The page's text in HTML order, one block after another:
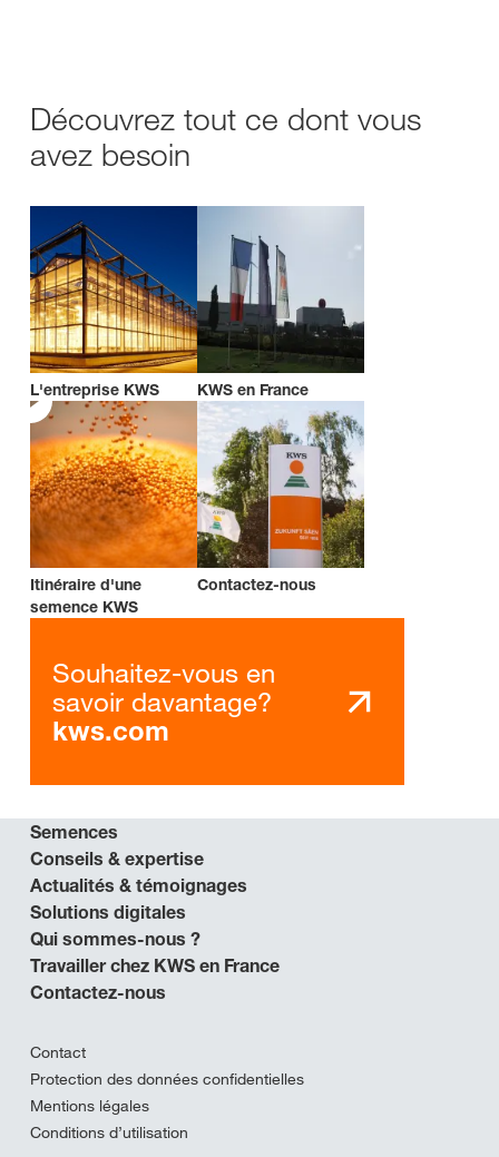
Découvrez tout ce dont vous
avez besoin
L'entreprise KWS KWS en France
Itinéraire d'une
semence KWS
Contactez-nous
Souhaitez-vous en
savoir davantage?
kws.com
Semences
Conseils & expertise
Actualités & témoignages
Solutions digitales
Qui sommes-nous ?
Travailler chez KWS en France
Contactez-nous
Contact
Protection des données confidentielles
Mentions légales
Conditions d’utilisation